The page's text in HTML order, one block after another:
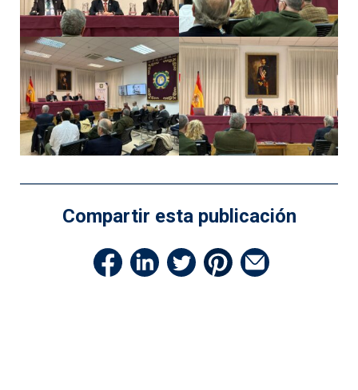
Compartir esta publicación